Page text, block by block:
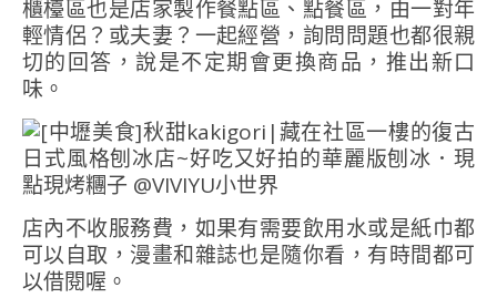
櫃檯區也是店家製作餐點區、點餐區，由一對年
輕情侶？或夫妻？一起經營，詢問問題也都很親
切的回答，說是不定期會更換商品，推出新口
味。
店內不收服務費，如果有需要飲用水或是紙巾都
可以自取，漫畫和雜誌也是隨你看，有時間都可
以借閱喔。